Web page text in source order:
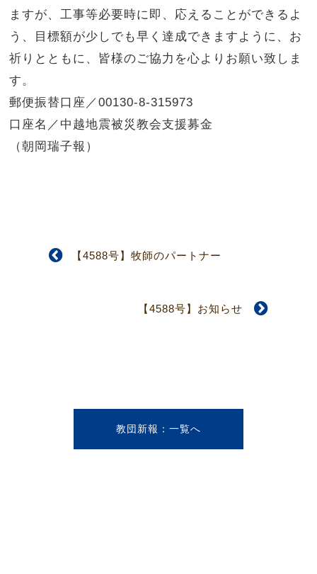
ますが、工事等必要時に即、応えることができるよ
う、目標額が少しでも早く達成できますように、お
祈りとともに、皆様のご協力を心よりお願い致しま
す。
郵便振替口座／00130-8-315973
口座名／中越地震被災教会支援募金
（朝岡瑞子報）
【4588号】牧師のパートナー
【4588号】お知らせ
教団新報